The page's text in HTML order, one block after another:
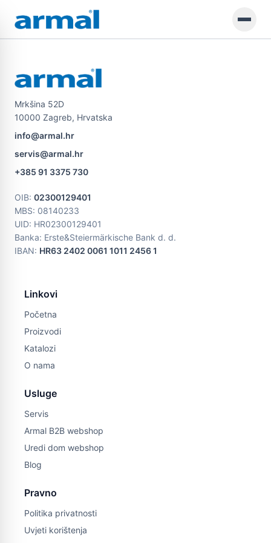
Preskoči na glavni sadržaj
Mrkšina 52D
10000 Zagreb, Hrvatska
info@armal.hr
servis@armal.hr
+385 91 3375 730
OIB: 02300129401
MBS: 08140233
UID: HR02300129401
Banka: Erste&Steiermärkische Bank d. d.
IBAN: HR63 2402 0061 1011 2456 1
Linkovi
Početna
Proizvodi
Katalozi
O nama
Usluge
Servis
Armal B2B webshop
Uredi dom webshop
Blog
Pravno
Politika privatnosti
Uvjeti korištenja